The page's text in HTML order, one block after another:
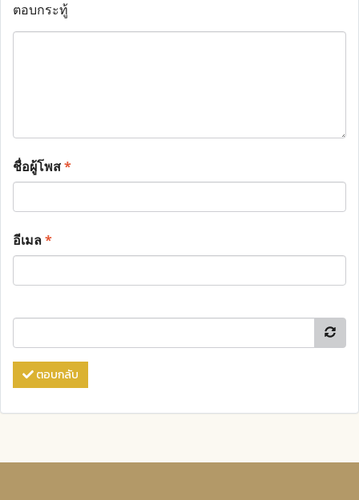
ตอบกระทู้
ชื่อผู้โพส*
อีเมล*
ตอบกลับ